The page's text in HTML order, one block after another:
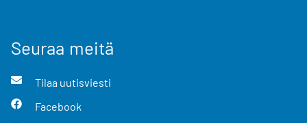
Seuraa meitä
Tilaa uutisviesti
Facebook